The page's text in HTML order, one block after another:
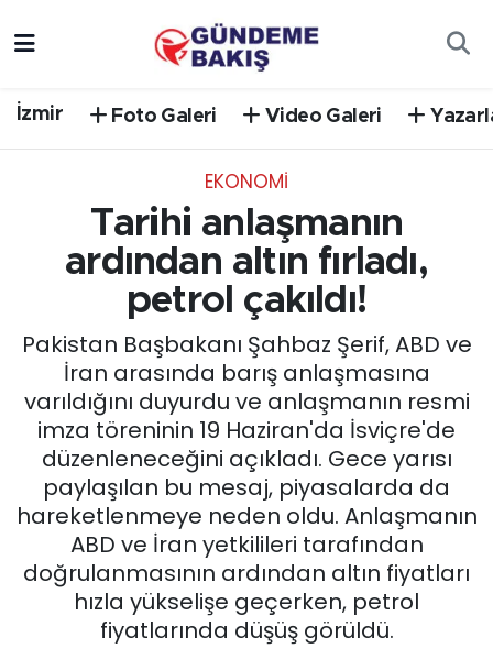
İzmir Foto Galeri Video Galeri
EKONOMİ
Tarihi anlaşmanın
ardından altın fırladı,
petrol çakıldı!
Pakistan Başbakanı Şahbaz Şerif, ABD ve
İran arasında barış anlaşmasına
varıldığını duyurdu ve anlaşmanın resmi
imza töreninin 19 Haziran'da İsviçre'de
düzenleneceğini açıkladı. Gece yarısı
paylaşılan bu mesaj, piyasalarda da
hareketlenmeye neden oldu. Anlaşmanın
ABD ve İran yetkilileri tarafından
doğrulanmasının ardından altın fiyatları
hızla yükselişe geçerken, petrol
fiyatlarında düşüş görüldü.
EGE
EKONOMİ
English News
GÜNCEL
KÜLTÜR SANAT
MAGAZİN
POLİTİKA
Süper Lig Puan Durumu ve Fikstür
Tüm Manşetler
Son Dakika Haberleri
Haber Arşivi